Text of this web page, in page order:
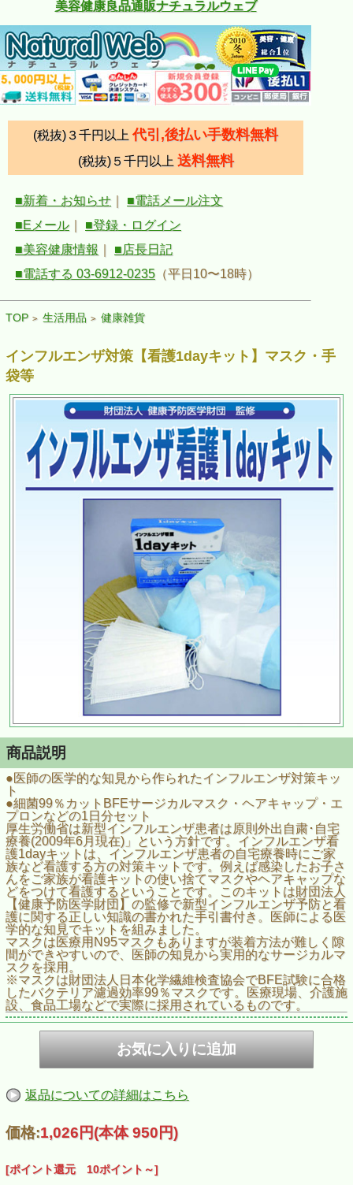
美容健康良品通販ナチュラルウェブ
(税抜)３千円以上 代引,後払い手数料無料
(税抜)５千円以上 送料無料
■新着・お知らせ
■電話メール注文
■Eメール
■登録・ログイン
■美容健康情報
■店長日記
■電話する 03-6912-0235 （平日10〜18時）
TOP > 生活用品 > 健康雑貨
インフルエンザ対策【看護1dayキット】マスク・手
袋等
商品説明
●医師の医学的な知見から作られたインフルエンザ対策キッ
ト
●細菌99％カットBFEサージカルマスク・ヘアキャップ・エ
プロンなどの1日分セット
厚生労働省は新型インフルエンザ患者は原則外出自粛･自宅
療養(2009年6月現在)」という方針です。インフルエンザ看
護1dayキットは、インフルエンザ患者の自宅療養時にご家
族など看護する方の対策キットです。例えば感染したお子さ
んをご家族が看護キットの使い捨てマスクやヘアキャップな
どをつけて看護するということです。このキットは財団法人
【健康予防医学財団】の監修で新型インフルエンザ予防と看
護に関する正しい知識の書かれた手引書付き。医師による医
学的な知見でキットを組みました。
マスクは医療用N95マスクもありますが装着方法が難しく隙
間ができやすいので、医師の知見から実用的なサージカルマ
スクを採用。
※マスクは財団法人日本化学繊維検査協会でBFE試験に合格
したバクテリア濾過効率99％マスクです。医療現場、介護施
設、食品工場などで実際に採用されているものです。
返品についての詳細はこちら
価格:1,026円(本体 950円)
[ポイント還元 10ポイント～]